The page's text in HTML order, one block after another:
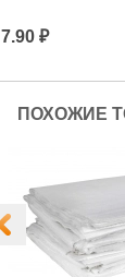
7.90 ₽
ПОХОЖИЕ